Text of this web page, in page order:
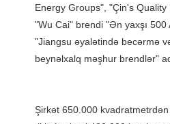
Energy Groups", "Çin's
"Wu Cai" brendi "Ən yaxşı 500
"Jiangsu əyalətində becərmə
Şirkət 650.000